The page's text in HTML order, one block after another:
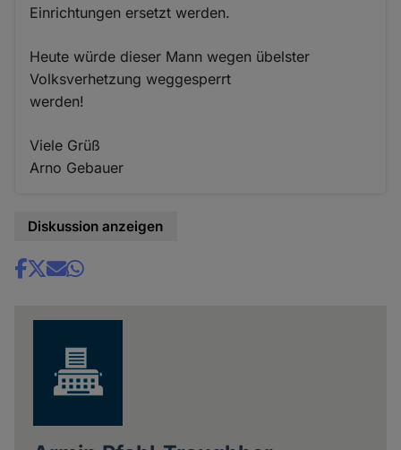
Einrichtungen ersetzt werden.
Heute würde dieser Mann wegen übelster
Volksverhetzung weggesperrt
werden!
Viele Grüß
Arno Gebauer
Diskussion anzeigen
Share